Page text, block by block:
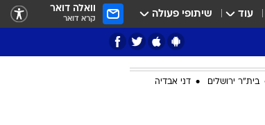
עוד שיתופי פעולה וואלה דואר
קרא דואר
בית"ר ירושלים דני אבדיה